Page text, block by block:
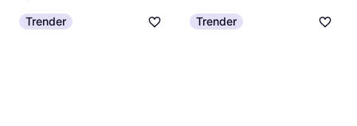
291 kr.
9+ butikker
Trender Trender